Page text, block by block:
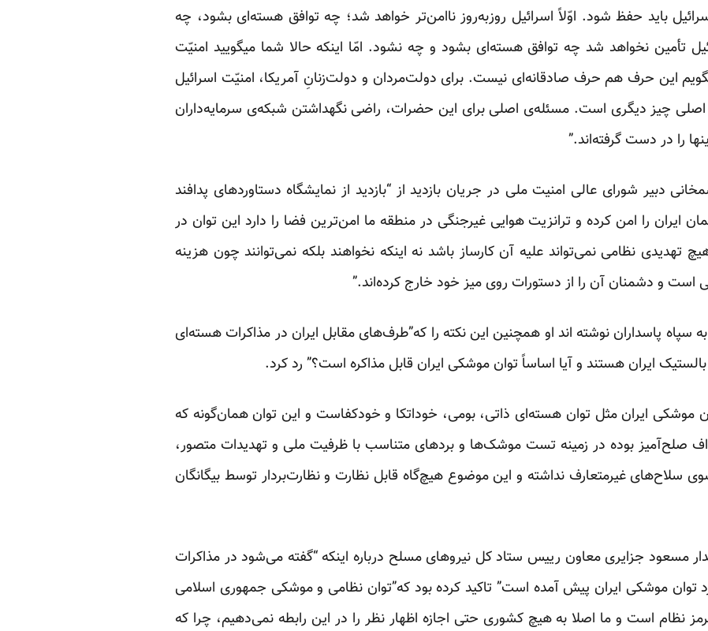
باید حفظ شود. اوّلاً اسرائیل روزبه‌روز ناامن‌تر خواهد شد؛ چه توافق هسته‌ای بشود، چه
تأمین نخواهد شد چه توافق هسته‌ای بشود و چه نشود. امّا اینکه حالا شما میگویید امنیّت
این حرف هم حرف صادقانه‌ای نیست. برای دولت‌مردان و دولت‌زنانِ آمریکا، امنیّت اسرائیل
چیز دیگری است. مسئله‌ی اصلی برای این حضرات، راضی نگهداشتن شبکه‌ی سرمایه‌داران
را در دست گرفته‌اند.”
دبیر شورای عالی امنیت ملی در جریان بازدید از “بازدید از نمایشگاه دستاوردهای پدافند
ایران را امن کرده و ترانزیت هوایی غیرجنگی در منطقه ما امن‌ترین فضا را دارد این توان در
نظامی نمی‌تواند علیه آن کارساز باشد نه اینکه نخواهند بلکه نمی‌توانند چون هزینه
است و دشمنان آن را از دستورات روی میز خود خارج کرده‌اند.”
سپاه پاسداران نوشته اند او همچنین این نکته را که”طرف‌های مقابل ایران در مذاکرات هسته‌ای
ایران هستند و آیا اساساً توان موشکی ایران قابل مذاکره است؟” رد کرد.
موشکی ایران مثل توان هسته‌ای ذاتی، بومی، خوداتکا و خودکفاست و این توان همان‌گونه که
صلح‌آمیز بوده در زمینه تست موشک‌ها و بردهای متناسب با ظرفیت ملی و تهدیدات متصور،
سلاح‌های غیرمتعارف نداشته و این موضوع هیچ‌گاه قابل نظارت و نظارت‌بردار توسط بیگانگان
پاسدار مسعود جزایری معاون رییس ستاد کل نیروهای مسلح درباره اینکه “گفته می‌شود در مذاکرات
توان موشکی ایران پیش آمده است” تاکید کرده بود که”توان نظامی و موشکی جمهوری اسلامی
نظام است و ما اصلا به هیچ کشوری حتی اجازه اظهار نظر را در این رابطه نمی‌دهیم، چرا که